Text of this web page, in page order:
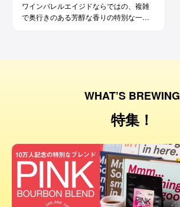
ワインバレルエイジドならではの、複雑
で奥行きのある芳醇な香りの特別な一杯
WHAT’S BREWING
特集！